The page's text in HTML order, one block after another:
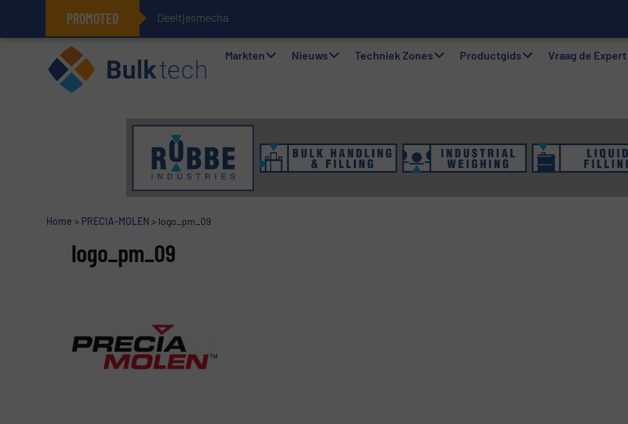
PROMOTED Deeltjesmechanica en krach
Geïntegreerde doserings- en weegsystemen: Efficiëntie, kwaliteit en duurzaamheid in één
Markten Nieuws Techniek Zones Productgids Vraag de Expert
Home > PRECIA-MOLEN > logo_pm_09
logo_pm_09